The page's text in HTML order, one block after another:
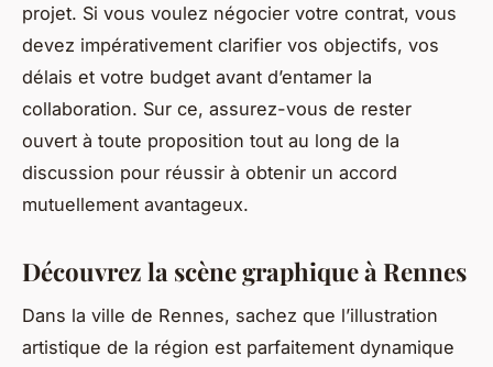
projet. Si vous voulez négocier votre contrat, vous
devez impérativement clarifier vos objectifs, vos
délais et votre budget avant d’entamer la
collaboration. Sur ce, assurez-vous de rester
ouvert à toute proposition tout au long de la
discussion pour réussir à obtenir un accord
mutuellement avantageux.
Découvrez la scène graphique à Rennes
Dans la ville de Rennes, sachez que l’illustration
artistique de la région est parfaitement dynamique